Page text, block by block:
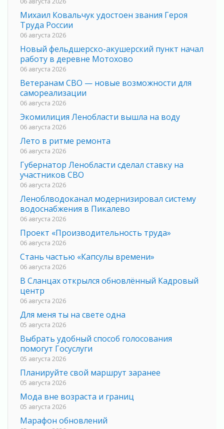
Михаил Ковальчук удостоен звания Героя
Труда России
06 августа 2026
Новый фельдшерско-акушерский пункт начал
работу в деревне Мотохово
06 августа 2026
Ветеранам СВО — новые возможности для
самореализации
06 августа 2026
Экомилиция Ленобласти вышла на воду
06 августа 2026
Лето в ритме ремонта
06 августа 2026
Губернатор Ленобласти сделал ставку на
участников СВО
06 августа 2026
Леноблводоканал модернизировал систему
водоснабжения в Пикалево
06 августа 2026
Проект «Производительность труда»
06 августа 2026
Стань частью «Капсулы времени»
06 августа 2026
В Сланцах открылся обновлённый Кадровый
центр
06 августа 2026
Для меня ты на свете одна
05 августа 2026
Выбрать удобный способ голосования
помогут Госуслуги
05 августа 2026
Планируйте свой маршрут заранее
05 августа 2026
Мода вне возраста и границ
05 августа 2026
Марафон обновлений